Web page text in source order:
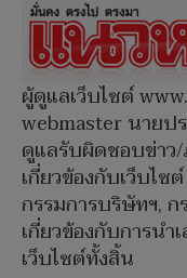
ผู้ดูแลเว็บไซต์
webmaster นายป
ดูแลรับผิดชอบข่า
เกี่ยวข้องกับเว็บไซต์
กรรมการบริษัทฯ,
เกี่ยวข้องกับการน
เว็บไซต์ทั้งสิ้น